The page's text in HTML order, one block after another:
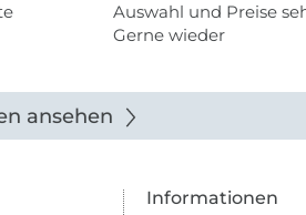
Auswahl und Preise
Gerne wieder
ansehen
Informationen